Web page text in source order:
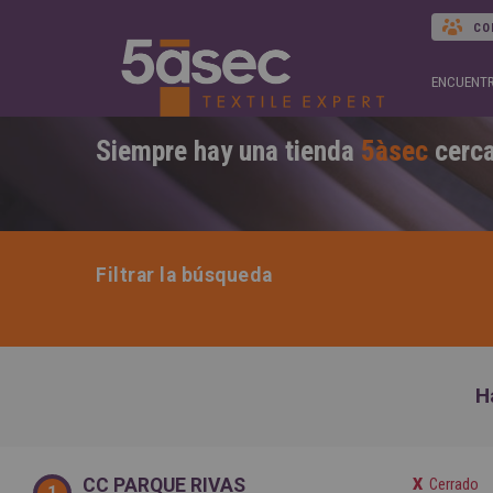
Siempre hay una tienda 5àsec
Filtrar la búsqueda
CC PARQUE RIVAS Cerrado